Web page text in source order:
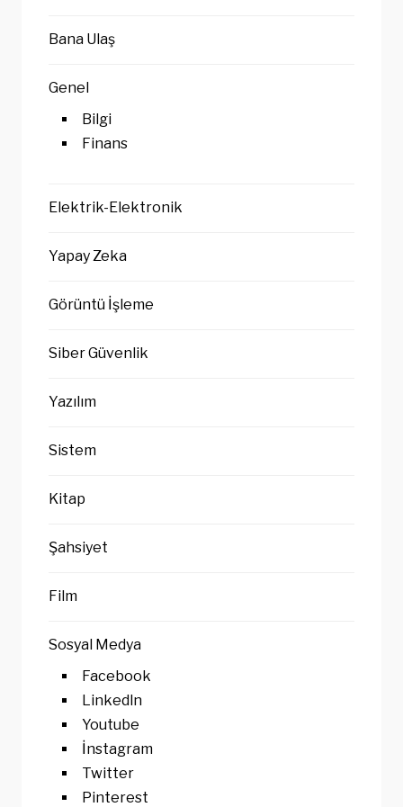
Bana Ulaş
Genel
Bilgi
Finans
Elektrik-Elektronik
Yapay Zeka
Görüntü İşleme
Siber Güvenlik
Yazılım
Sistem
Kitap
Şahsiyet
Film
Sosyal Medya
Facebook
Linkedln
Youtube
İnstagram
Twitter
Pinterest